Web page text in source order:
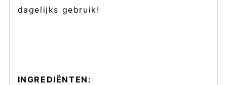
dagelijks gebruik!
INGREDIËNTEN: